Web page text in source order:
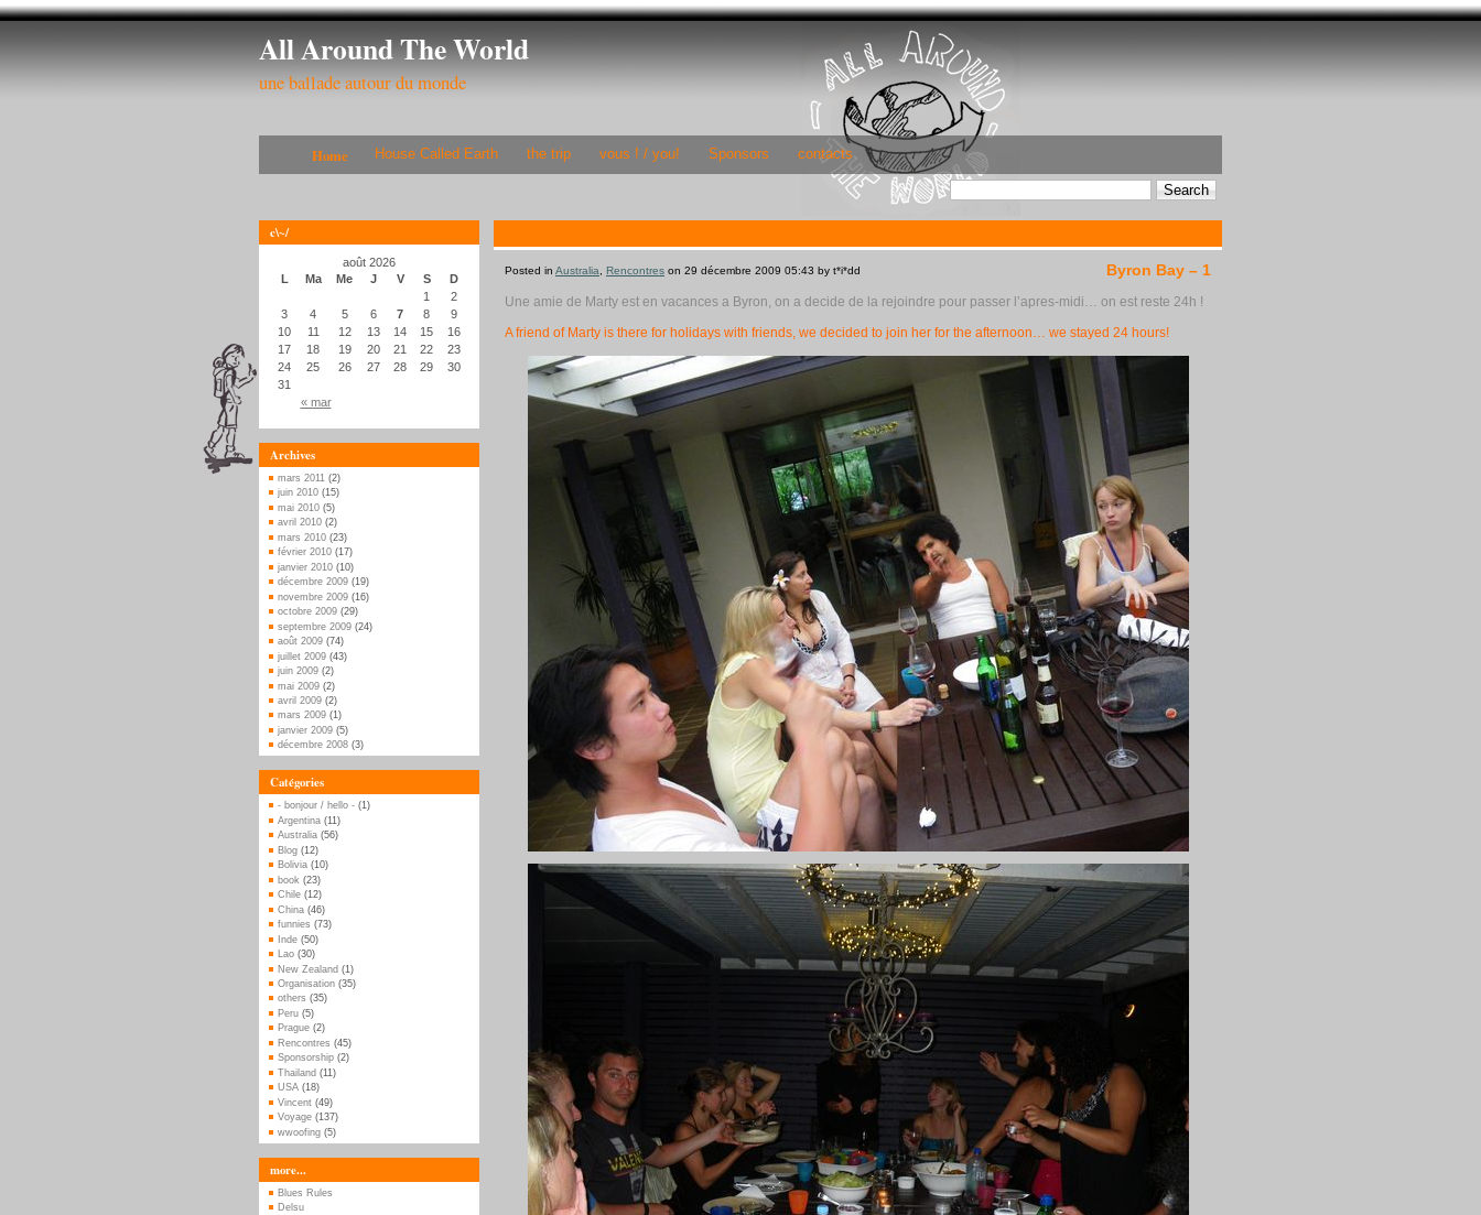
All Around The World
une ballade autour du monde
Home House Called Earth the trip vous ! / you! Sponsors contacts
c\~/
août 2026
L
Ma Me J V S D
« mar
1
2
3
4 5 6 7 8
9
10
11 12 13 14 15
16
17
18 19 20 21 22
23
24
25 26 27 28 29
30
31
Archives
mars 2011 (2)
juin 2010 (15)
mai 2010 (5)
avril 2010 (2)
mars 2010 (23)
février 2010 (17)
janvier 2010 (10)
décembre 2009 (19)
novembre 2009 (16)
octobre 2009 (29)
septembre 2009 (24)
août 2009 (74)
juillet 2009 (43)
juin 2009 (2)
mai 2009 (2)
avril 2009 (2)
mars 2009 (1)
janvier 2009 (5)
décembre 2008 (3)
Catégories
- bonjour / hello - (1)
Argentina (11)
Australia (56)
Blog (12)
Bolivia (10)
book (23)
Chile (12)
China (46)
funnies (73)
Inde (50)
Lao (30)
New Zealand (1)
Organisation (35)
others (35)
Peru (5)
Prague (2)
Rencontres (45)
Sponsorship (2)
Thailand (11)
USA (18)
Vincent (49)
Voyage (137)
wwoofing (5)
more...
Blues Rules
Delsu
Byron Bay – 1
Posted in Australia Rencontres on 29 décembre 2009 05:43 by t*i*dd
Une amie de Marty est en vacances a Byron, on a decide de la rejoindre pour passer l’apres-midi… on est reste 24h !
A friend of Marty is there for holidays with friends, we decided to join her for the afternoon… we stayed 24 hours!